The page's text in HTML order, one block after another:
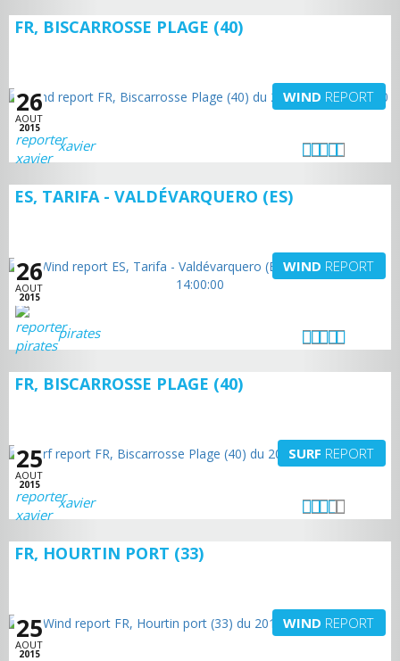
FR, BISCARROSSE PLAGE (40)
26
AOUT
2015
WIND REPORT
xavier
ES, TARIFA - VALDÉVARQUERO (ES)
26
AOUT
2015
WIND REPORT
pirates
FR, BISCARROSSE PLAGE (40)
25
AOUT
2015
SURF REPORT
xavier
FR, HOURTIN PORT (33)
25
AOUT
2015
WIND REPORT